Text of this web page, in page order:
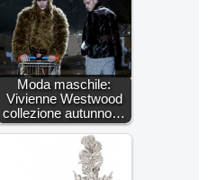
Moda maschile:
Vivienne Westwood
collezione autunno…